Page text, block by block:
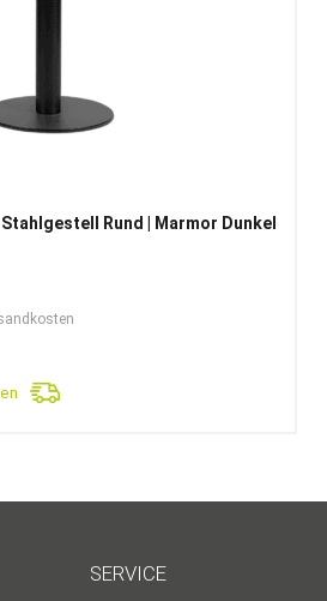
Rund | Marmor Dunkel
SERVICE